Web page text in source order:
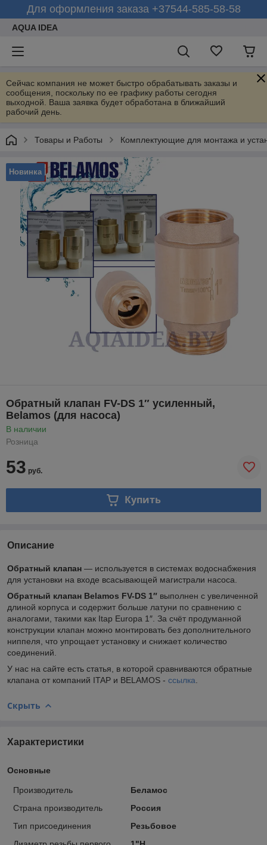
Для оформления заказа +37544-585-58-58
AQUA IDEA
Сейчас компания не может быстро обрабатывать заказы и
сообщения, поскольку по ее графику работы сегодня
выходной. Ваша заявка будет обработана в ближайший
рабочий день.
Товары и Работы Комплектующие для монтажа и
Новинка
Обратный клапан FV-DS 1″ усиленный,
Belamos (для насоса)
В наличии
Розница
53 руб.
Купить
Описание
Обратный клапан — используется в системах водоснабжения
для установки на входе всасывающей магистрали насоса.
Обратный клапан Belamos FV-DS 1″ выполнен с увеличенной
длиной корпуса и содержит больше латуни по сравнению с
аналогами, такими как Itap Europa 1″. За счёт продуманной
конструкции клапан можно монтировать без дополнительного
ниппеля, что упрощает установку и снижает количество
соединений.
У нас на сайте есть статья, в которой сравниваются обратные
клапана от компаний ITAP и BELAMOS - ссылка
Скрыть
Характеристики
Основные
Производитель
Беламос
Страна производитель
Россия
Тип присоединения
Резьбовое